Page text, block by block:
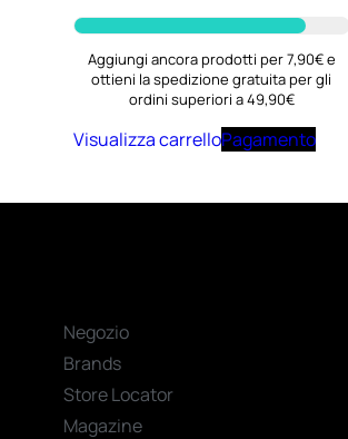
Aggiungi ancora prodotti per 7,90€ e
ottieni la spedizione gratuita per gli
ordini superiori a 49,90€
Visualizza carrelloPagamento
Negozio
Brands
Store Locator
Magazine